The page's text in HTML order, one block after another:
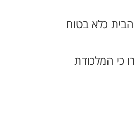
הבית כלא בטוח
כי המלכודת